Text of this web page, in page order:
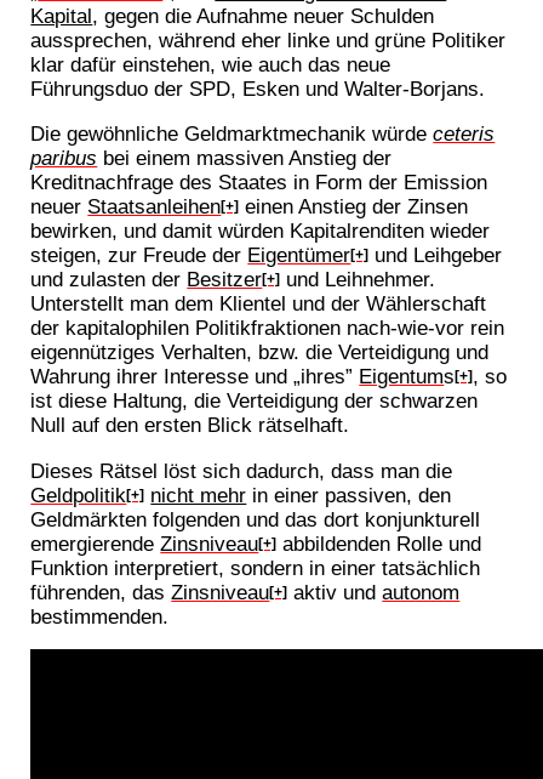
Kapital, gegen die Aufnahme neuer Schulden
aussprechen, während eher linke und grüne Politiker
klar dafür einstehen, wie auch das neue
Führungsduo der SPD, Esken und Walter-Borjans.
Die gewöhnliche Geldmarktmechanik würdeceteris
paribus bei einem massiven Anstieg der
Kreditnachfrage des Staates in Form der Emission
neuer Staatsanleihen[+] einen Anstieg der Zinsen
bewirken, und damit würden Kapitalrenditen wieder
steigen, zur Freude der Eigentümer[+] und Leihgeber
und zulasten der Besitzer[+] und Leihnehmer.
Unterstellt man dem Klientel und der Wählerschaft
der kapitalophilen Politikfraktionen nach-wie-vor rein
eigennütziges Verhalten, bzw. die Verteidigung und
Wahrung ihrer Interesse und „ihres” Eigentums[+] , so
ist diese Haltung, die Verteidigung der schwarzen
Null auf den ersten Blick rätselhaft.
Dieses Rätsel löst sich dadurch, dass man die
Geldpolitik[+] nicht mehr in einer passiven, den
Geldmärkten folgenden und das dort konjunkturell
emergierendeZinsniveau[+] abbildenden Rolle und
Funktion interpretiert, sondern in einer tatsächlich
führenden, dasZinsniveau[+] aktiv undautonom
bestimmenden.